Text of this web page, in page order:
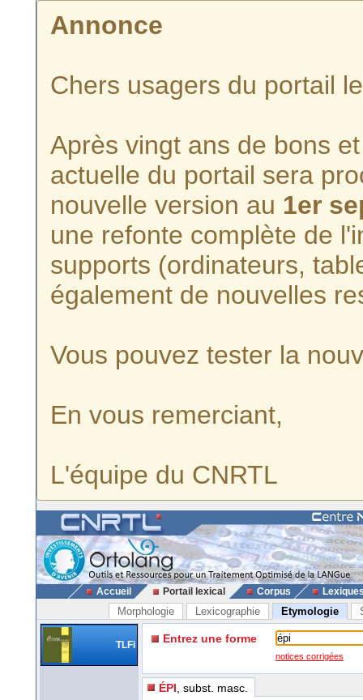
Annonce
Chers usagers du portail
Après vingt ans de bons
actuelle du portail sera
nouvelle version au 1er
une refonte complète de
supports (ordinateurs,
également de nouvelles
Vous pouvez tester la
En vous remerciant,
L'équipe du CNRTL
Accueil Portail lexical Corpus
Morphologie Lexicographie Etymologie
TLFi Entrez une forme
notices corrigées
ÉPI , subst. masc.